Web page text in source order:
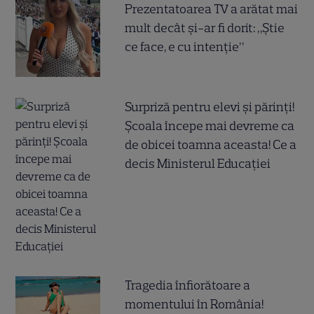
Prezentatoarea TV a arătat mai
mult decât și-ar fi dorit: „Știe
ce face, e cu intenție”
Surpriză pentru elevi și părinți!
Școala începe mai devreme ca
de obicei toamna aceasta! Ce a
decis Ministerul Educației
Tragedia înfiorătoare a
momentului în România!